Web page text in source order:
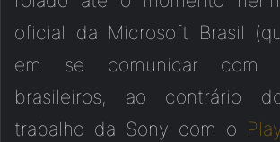
oficial da Microsoft Brasil
em se comunicar com
brasileiros, ao contrário
trabalho da Sony com o